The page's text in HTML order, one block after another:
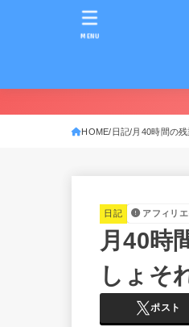
MENU
HOME 日記 月40時間の
日記 アフィリ
月40時
しょそ
ポスト